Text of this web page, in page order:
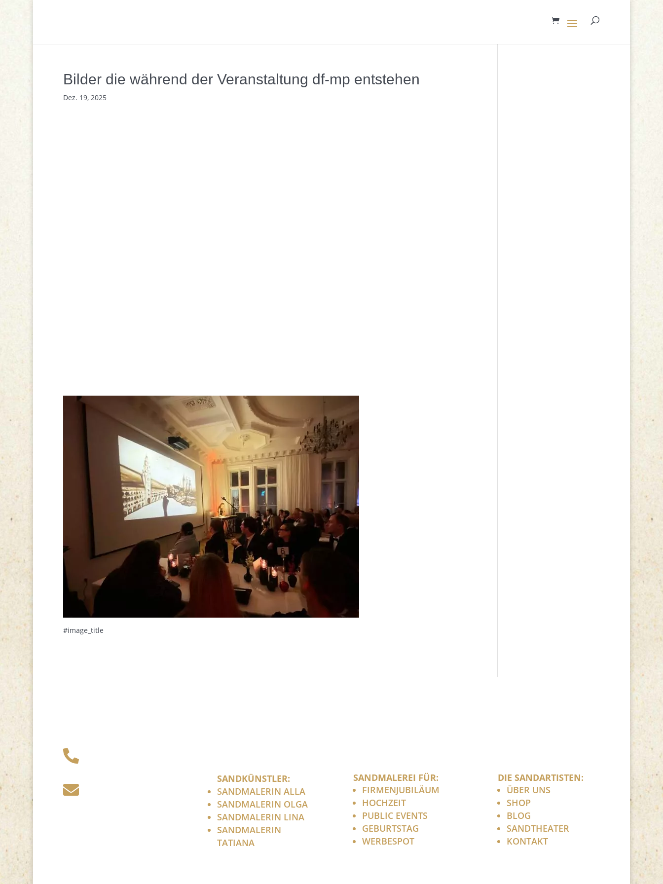
Bilder die während der Veranstaltung df-mp entstehen
Dez. 19, 2025
#image_title


SANDKÜNSTLER:
SANDMALERIN ALLA
SANDMALERIN OLGA
SANDMALERIN LINA
SANDMALERIN
TATIANA
SANDMALEREI FÜR:
FIRMENJUBILÄUM
HOCHZEIT
PUBLIC EVENTS
GEBURTSTAG
WERBESPOT
DIE SANDARTISTEN:
ÜBER UNS
SHOP
BLOG
SANDTHEATER
KONTAKT